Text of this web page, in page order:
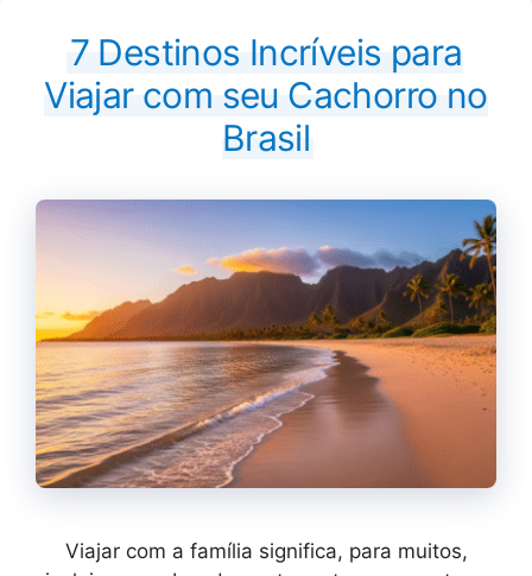
7 Destinos Incríveis para
Viajar com seu Cachorro no
Brasil
Viajar com a família significa, para muitos,